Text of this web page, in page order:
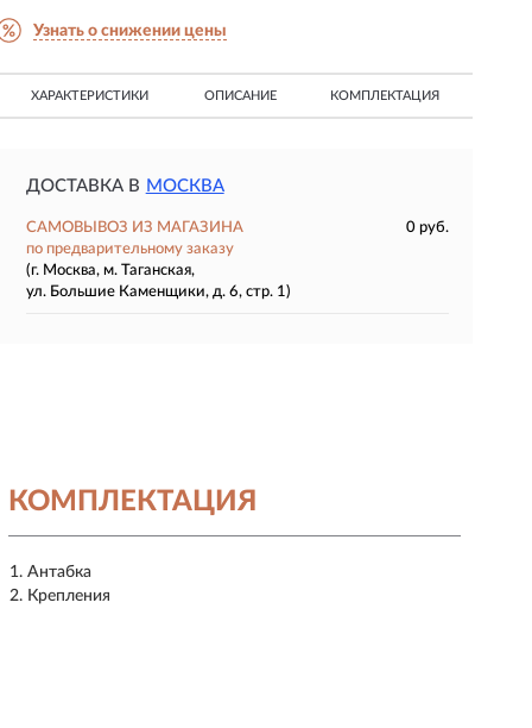
Узнать о снижении цены
ХАРАКТЕРИСТИКИ ОПИСАНИЕ КОМПЛЕКТАЦИЯ
ДОСТАВКА В МОСКВА
САМОВЫВОЗ ИЗ МАГАЗИНА
0 руб.
по предварительному заказу
(г. Москва, м. Таганская,
ул. Большие Каменщики, д. 6, стр. 1)
КОМПЛЕКТАЦИЯ
Антабка
Крепления